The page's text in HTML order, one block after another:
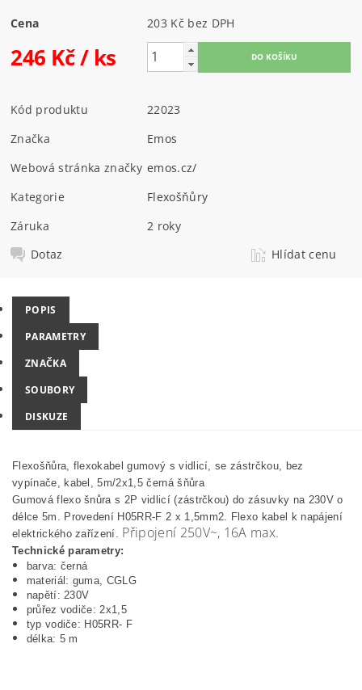
Cena 203 Kč bez DPH
246 Kč/ ks
Kód produktu
22023
Značka
Emos
Webová stránka značky emos.cz/
Kategorie
Flexošňůry
Záruka
2 roky
Dotaz
Hlídat cenu
POPIS
PARAMETRY
ZNAČKA
SOUBORY
DISKUZE
Flexošňůra, flexokabel gumový s vidlicí, se zástrčkou, bez
vypínače, kabel, 5m/2x1,5 černá šňůra
Gumová flexo šnůra s 2P vidlicí (zástrčkou) do zásuvky na 230V o
délce 5m. Provedení H05RR-F 2 x 1,5mm2. Flexo kabel k napájení
elektrického zařízení. Připojení 250V~, 16A max.
Technické parametry:
barva: černá
materiál: guma, CGLG
napětí: 230V
průřez vodiče: 2x1,5
typ vodiče: H05RR- F
délka: 5 m